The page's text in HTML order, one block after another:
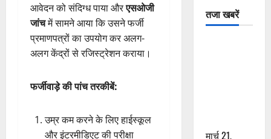
आवेदन को संदिग्ध पाया औरएसओजी
जांचमें सामने आया कि उसने फर्जी
प्रमाणपत्रों का उपयोग कर अलग-
अलग केंद्रों से रजिस्ट्रेशन कराया।
फर्जीवाड़े की पांच तरकीबें:
उम्र कम करने के लिए हाईस्कूल
और इंटरमीडिएट की परीक्षा
तजा खबरें
मार्च 21,